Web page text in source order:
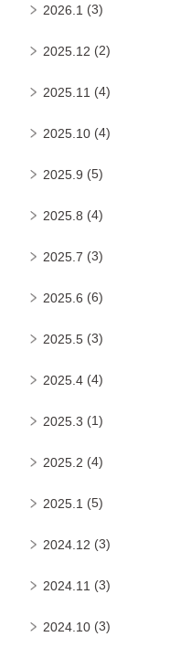
2026.1 (3)
2025.12 (2)
2025.11 (4)
2025.10 (4)
2025.9 (5)
2025.8 (4)
2025.7 (3)
2025.6 (6)
2025.5 (3)
2025.4 (4)
2025.3 (1)
2025.2 (4)
2025.1 (5)
2024.12 (3)
2024.11 (3)
2024.10 (3)